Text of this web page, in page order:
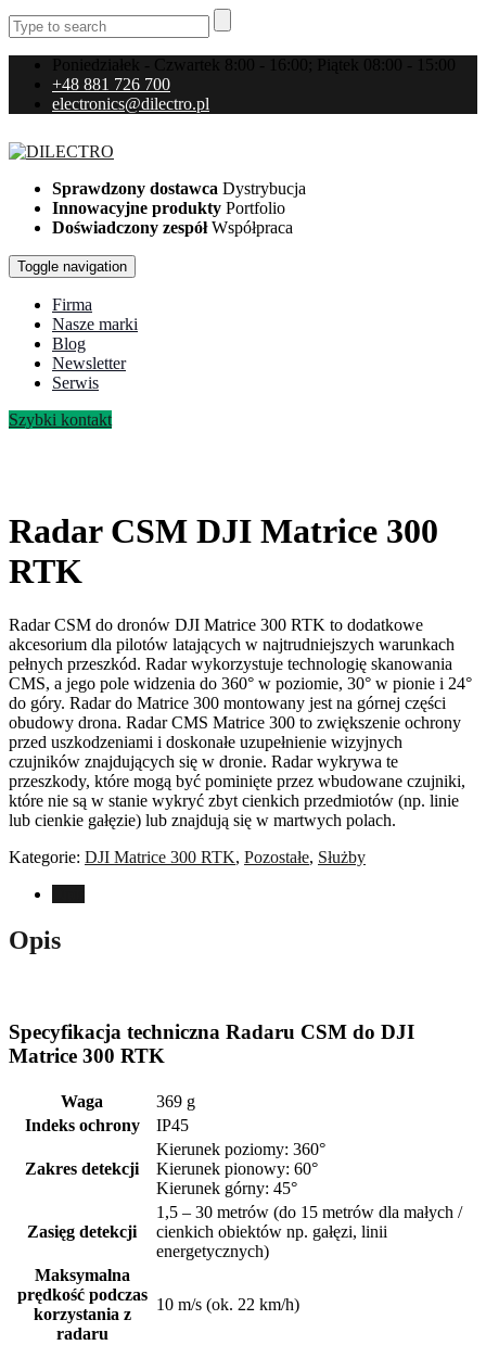
Poniedziałek - Czwartek 8:00 - 16:00; Piątek 08:00 - 15:00
+48 881 726 700
electronics@dilectro.pl
Sprawdzony dostawca Dystrybucja
Innowacyjne produkty Portfolio
Doświadczony zespół Współpraca
Toggle navigation
Firma
Nasze marki
Blog
Newsletter
Serwis
Szybki kontakt
Radar CSM DJI Matrice 300
RTK
Radar CSM do dronów DJI Matrice 300 RTK to dodatkowe
akcesorium dla pilotów latających w najtrudniejszych warunkach
pełnych przeszkód. Radar wykorzystuje technologię skanowania
CMS, a jego pole widzenia do 360° w poziomie, 30° w pionie i 24°
do góry. Radar do Matrice 300 montowany jest na górnej części
obudowy drona. Radar CMS Matrice 300 to zwiększenie ochrony
przed uszkodzeniami i doskonałe uzupełnienie wizyjnych
czujników znajdujących się w dronie. Radar wykrywa te
przeszkody, które mogą być pominięte przez wbudowane czujniki,
które nie są w stanie wykryć zbyt cienkich przedmiotów (np. linie
lub cienkie gałęzie) lub znajdują się w martwych polach.
Kategorie: DJI Matrice 300 RTK, Pozostałe, Służby
Opis
Specyfikacja techniczna Radaru CSM do DJI
Matrice 300 RTK
Waga
369 g
Indeks ochrony
IP45
Zakres detekcji
Kierunek poziomy: 360°
Kierunek pionowy: 60°
Kierunek górny: 45°
Zasięg detekcji
1,5 – 30 metrów (do 15 metrów dla małych /
cienkich obiektów np. gałęzi, linii
energetycznych)
Maksymalna
prędkość podczas
korzystania z
radaru
10 m/s (ok. 22 km/h)